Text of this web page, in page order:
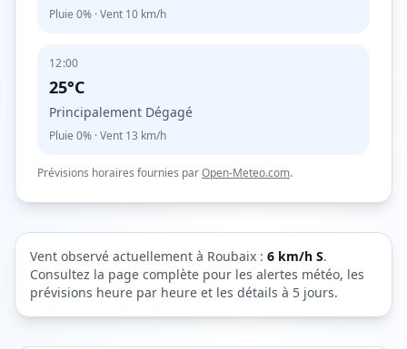
Pluie 0% · Vent 10 km/h
12:00
25°C
Principalement Dégagé
Pluie 0% · Vent 13 km/h
Prévisions horaires fournies parOpen-Meteo.com.
Vent observé actuellement à Roubaix : 6 km/h S.
Consultez la page complète pour les alertes météo, les
prévisions heure par heure et les détails à 5 jours.